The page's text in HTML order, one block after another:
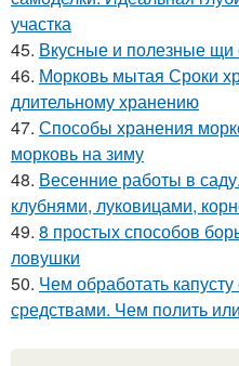
участка
45. Вкусные и полезные щи
46. Морковь мытая Сроки
длительному хранению
47. Способы хранения
морковь на зиму
48. Весенние работы в
клубнями, луковицами,
49. 8 простых способов
ловушки
50. Чем обработать
средствами. Чем полить